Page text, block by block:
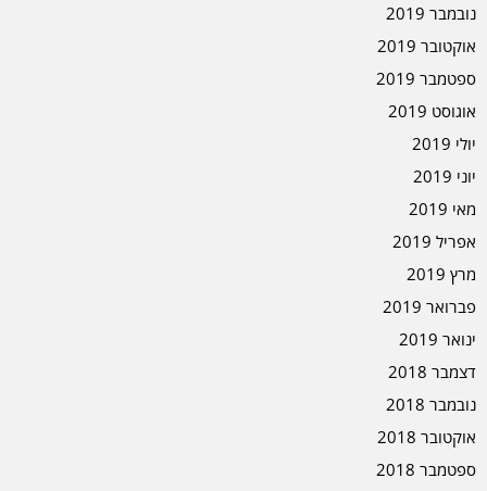
נובמבר 2019
אוקטובר 2019
ספטמבר 2019
אוגוסט 2019
יולי 2019
יוני 2019
מאי 2019
אפריל 2019
מרץ 2019
פברואר 2019
ינואר 2019
דצמבר 2018
נובמבר 2018
אוקטובר 2018
ספטמבר 2018